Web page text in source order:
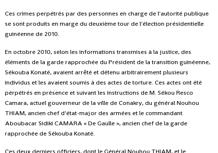
Ces crimes perpétrés par des personnes en charge de l'autorité publique
se sont produits en marge du deuxième tour de l'élection présidentielle
guinéenne de 2010.
En octobre 2010, selon les informations transmises à la justice, des
éléments de la garde rapprochée du Président de la transition guinéenne,
Sékouba Konaté, avaient arrêté et détenu arbitrairement plusieurs
individus et les avaient soumis à des actes de torture. Ces actes ont été
pérpétrés en présence et suivant les instructions de M. Sékou Resco
Camara, actuel gouverneur de la ville de Conakry, du général Nouhou
THIAM, ancien chef d'état-major des armées et le commandant
Aboubacar Sidiki CAMARA « De Gaulle », ancien chef de la garde
rapprochée de Sékouba Konaté.
Ces deux derniers officiers, dont le Général Nouhou THIAM, et le